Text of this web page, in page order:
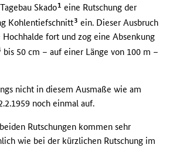
Skado1 eine Rutschung der
Kohlentiefschnitt3 ein. Dieser Ausbruch
Hochhalde fort und zog eine Absenkung
bis 50 cm – auf einer Länge von 100 m –
nicht in diesem Ausmaße wie am
noch einmal auf.
Rutschungen kommen sehr
wie bei der kürzlichen Rutschung im